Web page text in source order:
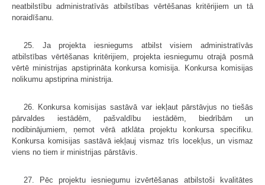
neatbilstību administratīvās atbilstības vērtēšanas kritērijiem un tā
noraidīšanu.
25. Ja projekta iesniegums atbilst visiem administratīvās
atbilstības vērtēšanas kritērijiem, projekta iesniegumu otrajā posmā
vērtē ministrijas apstiprināta konkursa komisija. Konkursa komisijas
nolikumu apstiprina ministrija.
26. Konkursa komisijas sastāvā var iekļaut pārstāvjus no tiešās
pārvaldes iestādēm, pašvaldību iestādēm, biedrībām un
nodibinājumiem, ņemot vērā atklāta projektu konkursa specifiku.
Konkursa komisijas sastāvā iekļauj vismaz trīs locekļus, un vismaz
viens no tiem ir ministrijas pārstāvis.
27. Pēc projektu iesniegumu izvērtēšanas atbilstoši kvalitātes